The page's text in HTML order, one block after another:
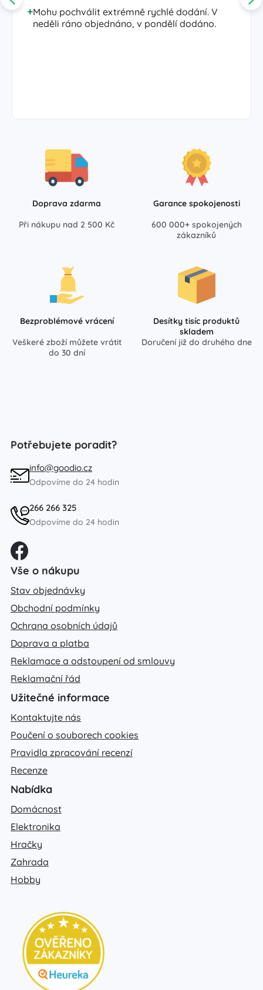
Mohu pochválit extrémně rychlé dodání. V
neděli ráno objednáno, v pondělí dodáno.
Doprava zdarma
Při nákupu nad 2 500 Kč
Garance spokojenosti
600 000+ spokojených
zákazníků
Bezproblémové vrácení
Veškeré zboží můžete vrátit
do 30 dní
Desítky tisíc produktů
skladem
Doručení již do druhého dne
Potřebujete poradit?
info@goodio.cz
Odpovíme do 24 hodin
266 266 325
Odpovíme do 24 hodin
Vše o nákupu
Stav objednávky
Obchodní podmínky
Ochrana osobních údajů
Doprava a platba
Reklamace a odstoupení od smlouvy
Reklamační řád
Užitečné informace
Kontaktujte nás
Poučení o souborech cookies
Pravidla zpracování recenzí
Recenze
Nabídka
Domácnost
Elektronika
Hračky
Zahrada
Hobby